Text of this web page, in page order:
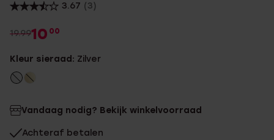
3.67 (3)
19.9910 00
Kleur sieraad: Zilver
Vandaag nodig? Bekijk winkelvoorraad
Achteraf betalen